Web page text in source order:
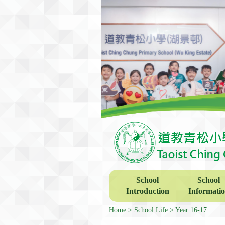
School
Introduction
School
Home School Life Year 16-17